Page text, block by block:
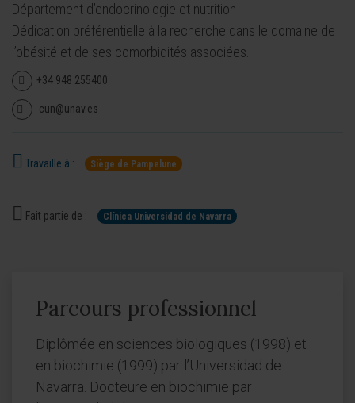
Département d’endocrinologie et nutrition
Dédication préférentielle à la recherche dans le domaine de
l’obésité et de ses comorbidités associées.
+34 948 255400
cun@unav.es
Travaille à : Siège de Pampelune
Fait partie de : Clínica Universidad de Navarra
Parcours professionnel
Diplômée en sciences biologiques (1998) et
en biochimie (1999) par l’Universidad de
Navarra. Docteure en biochimie par